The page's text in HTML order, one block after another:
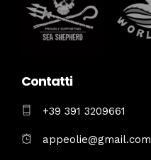
Contatti
+39 391 3209661
appeolie@gmail.com